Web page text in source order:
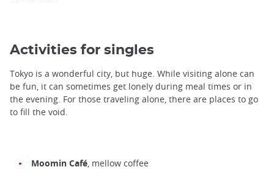
Activities for singles
Tokyo is a wonderful city, but huge. While visiting alone can
be fun, it can sometimes get lonely during meal times or in
the evening. For those traveling alone, there are places to go
to fill the void.
Moomin Café, mellow coffee